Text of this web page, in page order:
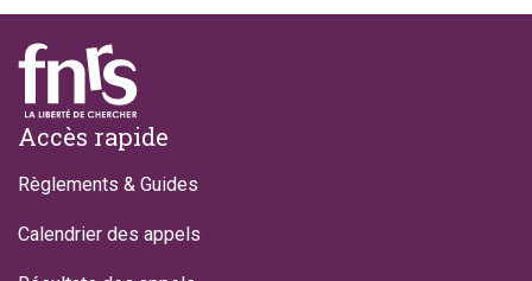
Footer
Accès rapide
Règlements & Guides
Calendrier des appels